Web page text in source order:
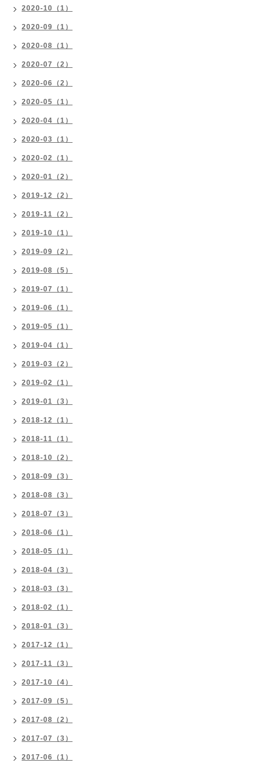
2020-10（1）
2020-09（1）
2020-08（1）
2020-07（2）
2020-06（2）
2020-05（1）
2020-04（1）
2020-03（1）
2020-02（1）
2020-01（2）
2019-12（2）
2019-11（2）
2019-10（1）
2019-09（2）
2019-08（5）
2019-07（1）
2019-06（1）
2019-05（1）
2019-04（1）
2019-03（2）
2019-02（1）
2019-01（3）
2018-12（1）
2018-11（1）
2018-10（2）
2018-09（3）
2018-08（3）
2018-07（3）
2018-06（1）
2018-05（1）
2018-04（3）
2018-03（3）
2018-02（1）
2018-01（3）
2017-12（1）
2017-11（3）
2017-10（4）
2017-09（5）
2017-08（2）
2017-07（3）
2017-06（1）